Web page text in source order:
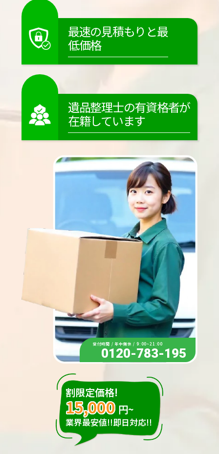
最速の見積もりと最
低価格
遺品整理士の有資格者が
在籍しています
受付時間 / 年中無休 / 9:00~21:00
0120-783-195
割限定価格!
15,000 円~
業界最安値!!即日対応!!